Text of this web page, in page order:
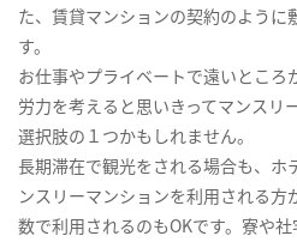
た、賃貸マンションの契約のように
す。
お仕事やプライベートで遠いところ
労力を考えると思いきってマンスリ
選択肢の１つかもしれません。
長期滞在で観光をされる場合も、ホ
ンスリーマンションを利用される方
数で利用されるのもOKです。寮や